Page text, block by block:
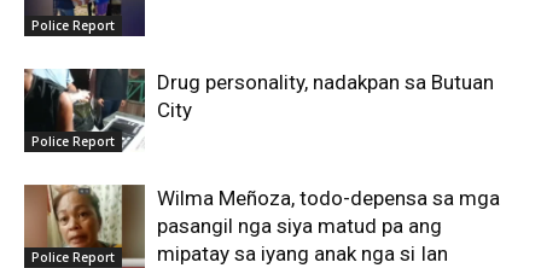
Police Report
Police Report
Drug personality, nadakpan sa Butuan
City
Police Report
Wilma Meñoza, todo-depensa sa mga
pasangil nga siya matud pa ang
mipatay sa iyang anak nga si Ian